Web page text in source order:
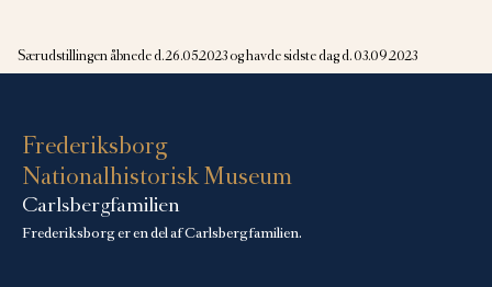
Særudstillingen åbnede d. 26.05.2023 og havde sidste dag d. 03.09.2023
Frederiksborg
Nationalhistorisk Museum
Carlsbergfamilien
Frederiksborg er en del af Carlsbergfamilien.